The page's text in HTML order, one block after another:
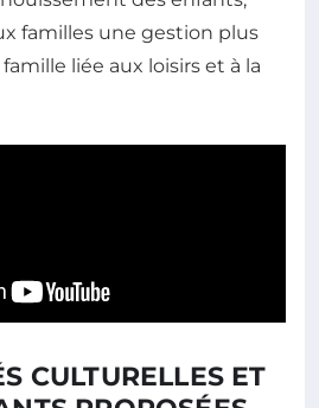
familles une gestion plus
liée aux loisirs et à la
CULTURELLES ET